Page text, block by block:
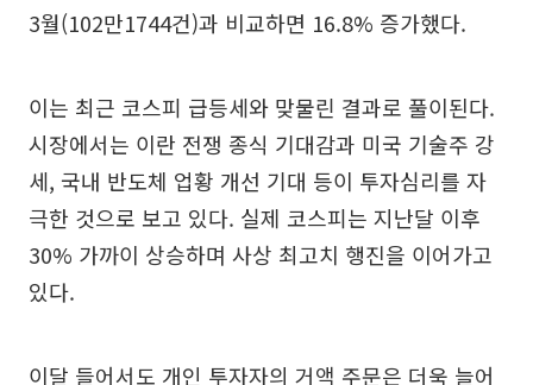
3월(102만1744건)과 비교하면 16.8% 증가했다.
이는 최근 코스피 급등세와 맞물린 결과로 풀이된다.
시장에서는 이란 전쟁 종식 기대감과 미국 기술주 강
세, 국내 반도체 업황 개선 기대 등이 투자심리를 자
극한 것으로 보고 있다. 실제 코스피는 지난달 이후
30% 가까이 상승하며 사상 최고치 행진을 이어가고
있다.
이달 들어서도 개인 투자자의 거액 주문은 더욱 늘어